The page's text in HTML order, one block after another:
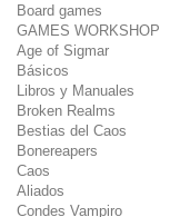
Board games
GAMES WORKSHOP
Age of Sigmar
Básicos
Libros y Manuales
Broken Realms
Bestias del Caos
Bonereapers
Caos
Aliados
Condes Vampiro